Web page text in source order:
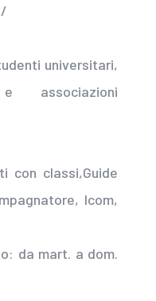
universitari,
associazioni
con classi,Guide
Icom,
da mart. a dom.